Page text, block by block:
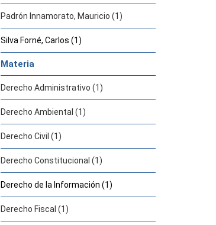
Padrón Innamorato, Mauricio (1)
Silva Forné, Carlos (1)
Materia
Derecho Administrativo (1)
Derecho Ambiental (1)
Derecho Civil (1)
Derecho Constitucional (1)
Derecho de la Información (1)
Derecho Fiscal (1)